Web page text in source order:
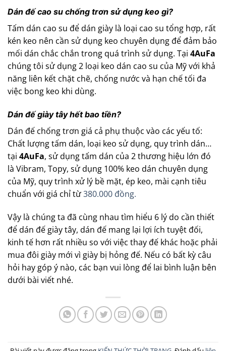
Dán đế cao su chống trơn sử dụng keo gì?
Tấm dán cao su để dán giày là loại cao su tổng hợp, rất
kén keo nên cần sử dụng keo chuyên dụng để đảm bảo
mối dán chắc chắn trong quá trình sử dụng. Tại 4AuFa
chúng tôi sử dụng 2 loại keo dán cao su của Mỹ với khả
năng liên kết chặt chẽ, chống nước và hạn chế tối đa
việc bong keo khi dùng.
Dán đế giày tây hết bao tiền?
Dán đế chống trơn giá cả phụ thuộc vào các yếu tố:
Chất lượng tấm dán, loại keo sử dụng, quy trình dán…
tại 4AuFa, sử dụng tấm dán của 2 thương hiệu lớn đó
là Vibram, Topy, sử dụng 100% keo dán chuyên dụng
của Mỹ, quy trình xử lý bề mặt, ép keo, mài cạnh tiêu
chuẩn với giá chỉ từ380.000 đồng.
Vậy là chúng ta đã cùng nhau tìm hiểu 6 lý do cần thiết
để dán đế giày tây, dán đế mang lại lợi ích tuyệt đối,
kinh tế hơn rất nhiều so với việc thay đế khác hoặc phải
mua đôi giày mới vì giày bị hỏng đế. Nếu có bất kỳ câu
hỏi hay góp ý nào, các bạn vui lòng để lai bình luận bên
dưới bài viết nhé.